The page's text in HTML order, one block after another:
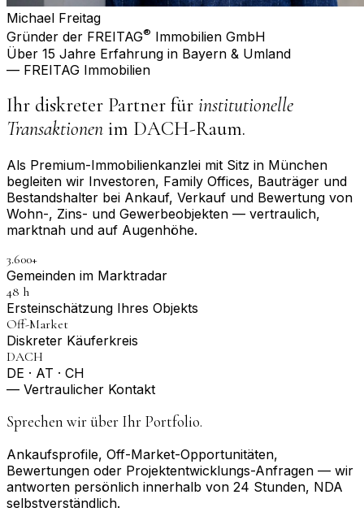
Michael Freitag
Gründer der FREITAG® Immobilien GmbH
Über 15 Jahre Erfahrung in Bayern & Umland
— FREITAG Immobilien
Ihr diskreter Partner für institutionelle
Transaktionen im DACH-Raum.
Als Premium-Immobilienkanzlei mit Sitz in München
begleiten wir Investoren, Family Offices, Bauträger und
Bestandshalter bei Ankauf, Verkauf und Bewertung von
Wohn-, Zins- und Gewerbeobjekten — vertraulich,
marktnah und auf Augenhöhe.
3.600+
Gemeinden im Marktradar
48 h
Erst­einschätzung Ihres Objekts
Off-Market
Diskreter Käuferkreis
DACH
DE · AT · CH
— Vertraulicher Kontakt
Sprechen wir über Ihr Portfolio.
Ankaufsprofile, Off-Market-Opportunitäten,
Bewertungen oder Projektentwicklungs-Anfragen — wir
antworten persönlich innerhalb von 24 Stunden, NDA
selbstverständlich.